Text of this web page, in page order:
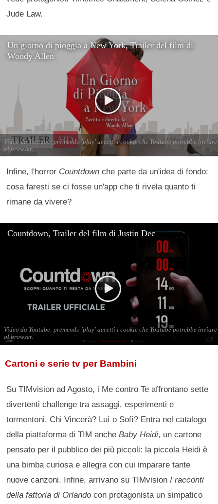
Jude Law.
Infine, l'horror Countdown che parte da un'idea di fondo:
cosa faresti se ci fosse un'app che ti rivela quanto ti
rimane da vivere?
Cartoni e serie tv per Bambini
Su TIMvision ad Agosto, i Me contro Te affrontano sette
divertenti challenge tra assaggi, esperimenti e
tormentoni. Chi Vincerà? Luì o Sofì? Entra nel catalogo
della piattaforma di TIM ancheBaby Heidi, un cartone
pensato per il pubblico dei più piccoli: la piccola Heidi è
una bimba curiosa e allegra con cui imparare tante
nuove canzoni. Infine, arrivano su TIMvision I racconti
della fattoria di Orlandocon protagonista un simpatico